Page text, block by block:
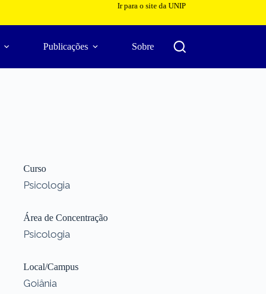
Ir para o site da UNIP
Publicações Sobre
Curso
Psicologia
Área de Concentração
Psicologia
Local/Campus
Goiânia